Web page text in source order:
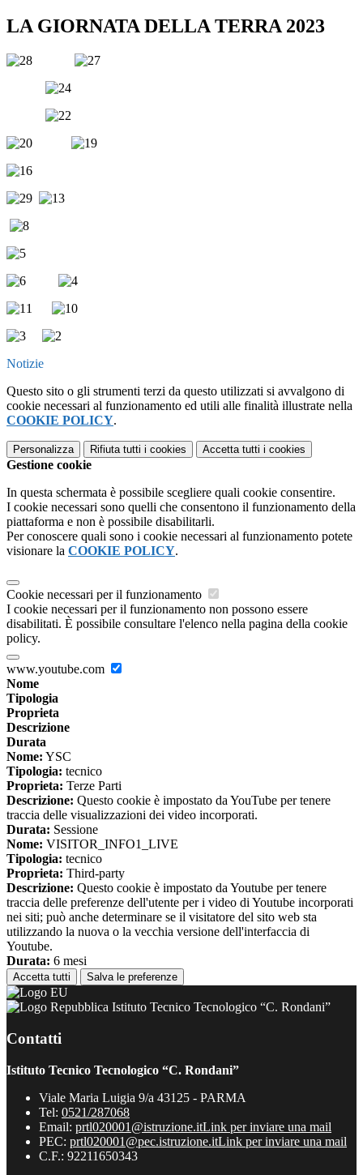
LA GIORNATA DELLA TERRA 2023
Notizie
Questo sito o gli strumenti terzi da questo utilizzati si avvalgono di
cookie necessari al funzionamento ed utili alle finalità illustrate nella
COOKIE POLICY.
Personalizza Rifiuta tutti i cookies Accetta tutti i cookies
Gestione cookie
In questa schermata è possibile scegliere quali cookie consentire.
I cookie necessari sono quelli che consentono il funzionamento della
piattaforma e non è possibile disabilitarli.
Per conoscere quali sono i cookie necessari al funzionamento potete
visionare la COOKIE POLICY.
Cookie necessari per il funzionamento
I cookie necessari per il funzionamento non possono essere
disabilitati. È possibile consultare l'elenco nella pagina della cookie
policy.
www.youtube.com
Nome
Tipologia
Proprieta
Descrizione
Durata
Nome: YSC
Tipologia: tecnico
Proprieta: Terze Parti
Descrizione: Questo cookie è impostato da YouTube per tenere
traccia delle visualizzazioni dei video incorporati.
Durata: Sessione
Nome: VISITOR_INFO1_LIVE
Tipologia: tecnico
Proprieta: Third-party
Descrizione: Questo cookie è impostato da Youtube per tenere
traccia delle preferenze dell'utente per i video di Youtube incorporati
nei siti; può anche determinare se il visitatore del sito web sta
utilizzando la nuova o la vecchia versione dell'interfaccia di
Youtube.
Durata: 6 mesi
Accetta tutti Salva le preferenze
Istituto Tecnico Tecnologico “C. Rondani”
Contatti
Istituto Tecnico Tecnologico “C. Rondani”
Viale Maria Luigia 9/a 43125 - PARMA
Tel: 0521/287068
Email: prtl020001@istruzione.itLink per inviare una mail
PEC: prtl020001@pec.istruzione.itLink per inviare una mail
C.F.: 92211650343